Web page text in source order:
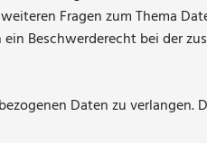
Fragen zum Thema
Beschwerderecht bei der
Daten zu verlangen.